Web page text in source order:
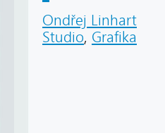
Ondřej Linhart
Studio, Grafika